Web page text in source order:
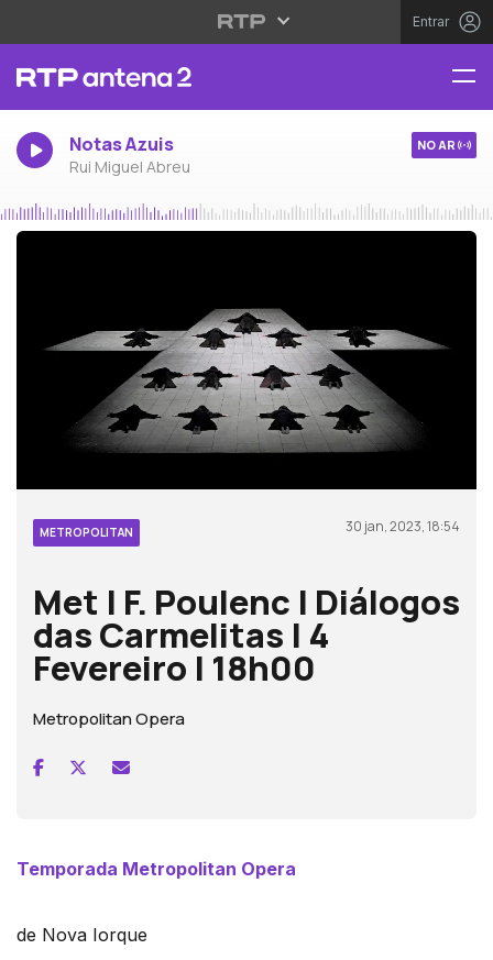
Entrar
Notas Azuis
Rui Miguel Abreu
NO AR
METROPOLITAN 30 jan, 2023, 18:54
Met | F. Poulenc | Diálogos
das Carmelitas | 4
Fevereiro | 18h00
Metropolitan Opera
Temporada Metropolitan Opera
de Nova Iorque